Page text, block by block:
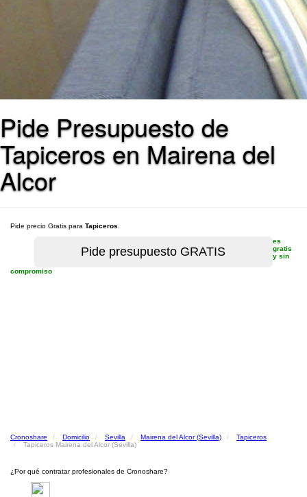
Pide Presupuesto de
Tapiceros en Mairena del
Alcor
Pide precio Gratis para Tapiceros
es
gratis
y sin
compromiso
Cronoshare Domicilio Sevilla Mairena del Alcor (Sevilla)
Tapiceros
Tapiceros Mairena del Alcor (Sevilla)
¿Por qué contratar profesionales de Cronoshare?